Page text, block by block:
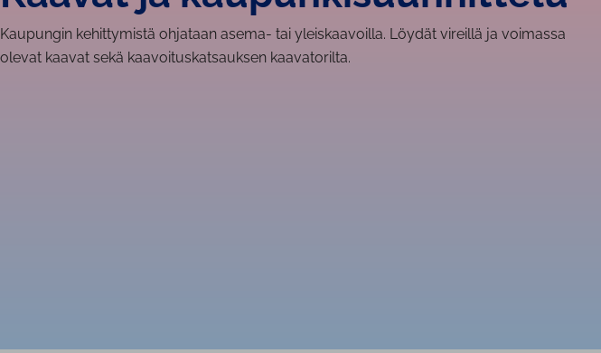
Kaupungin kehittymistä ohjataan asema- tai yleiskaavoilla. Löydät vireillä ja voimassa
olevat kaavat sekä kaavoituskatsauksen kaavatorilta.